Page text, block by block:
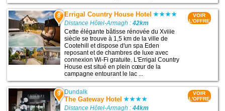
8 Errigal Country House Hotel
Distance Hôtel-Armagh :42km
Cette élégante bâtisse rénovée du Xviiie
siècle se trouve à 1,5 km de la ville de
Cootehill et dispose d'un spa Eden
reposant et de chambres de luxe avec
connexion Wi-Fi gratuite. L'Errigal Country
House est situé en plein cœur de la
campagne entourant le lac ...
VOIR
L'OFFRE
9 Dundalk
The Gateway Hotel
Distance Hôtel-Armagh :44km
VOIR
L'OFFRE